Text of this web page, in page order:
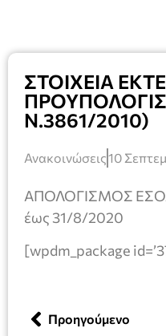
ΣΤΟΙΧΕΙΑ
Ν.3861/2010)
Ανακοινώσεις10
ΑΠΟΛΟΓΙΣΜΟΣ
έως 31/8/2020
[wpdm_package
Προηγούμενο